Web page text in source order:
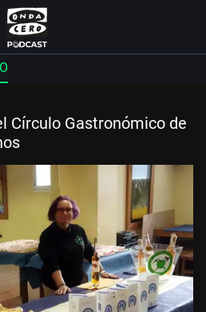
Círculo Gastronómico de